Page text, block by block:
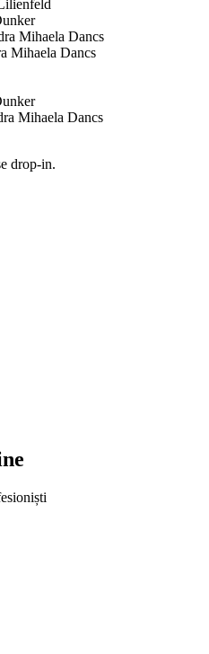
Mihaela Dancs
Mihaela Dancs
Mihaela Dancs
drop-in.